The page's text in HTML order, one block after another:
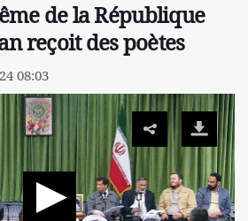
de la République
reçoit des poètes
08:03